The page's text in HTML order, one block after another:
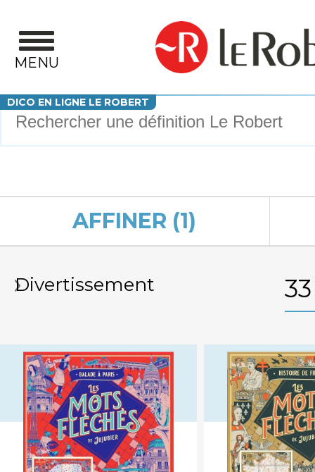
MENU
DICO EN LIGNE LE ROBERT
Votre recherche
AFFINER (1)
Divertissement